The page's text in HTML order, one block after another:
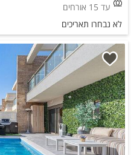
עד 15 אורחים
לא נבחרו תאריכים